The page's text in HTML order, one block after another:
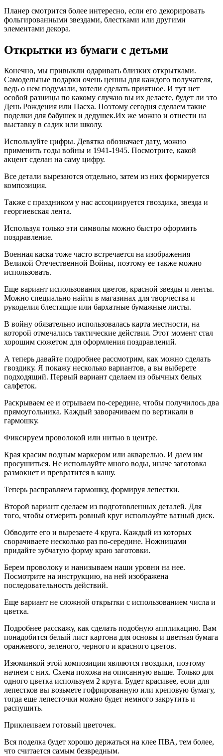
Планер смотрится более интересно, если его декорировать
фольгированными звездами, блестками или другими
элементами декора.
Открытки из бумаги с детьми
Конечно, мы привыкли одаривать близких открытками.
Самодельные подарки очень ценны для каждого получателя,
ведь о нем подумали, хотели сделать приятное. И тут нет
особой разницы по какому случаю вы их делаете, будет ли это
День Рождения или Пасха. Поэтому сегодня сделаем такие
поделки для бабушек и дедушек.Их же можно и отнести на
выставку в садик или школу.
Используйте цифры. Девятка обозначает дату, можно
применить годы войны и 1941-1945. Посмотрите, какой
акцент сделан на саму цифру.
Все детали вырезаются отдельно, затем из них формируется
композиция.
Также с праздником у нас ассоциируется гвоздика, звезда и
георгиевская лента.
Используя только эти символы можно быстро оформить
поздравление.
Военная каска тоже часто встречается на изображения
Великой Отечественной Войны, поэтому ее также можно
использовать.
Еще вариант использования цветов, красной звезды и ленты.
Можно специально найти в магазинах для творчества и
рукоделия блестящие или бархатные бумажные листы.
В войну обязательно использовалась карта местности, на
которой отмечались тактические действия. Этот момент стал
хорошим сюжетом для оформления поздравлений.
А теперь давайте подробнее рассмотрим, как можно сделать
гвоздику. Я покажу несколько вариантов, а вы выберете
подходящий. Первый вариант сделаем из обычных белых
салфеток.
Раскрываем ее и отрываем по-середине, чтобы получилось два
прямоугольника. Каждый заворачиваем по вертикали в
гармошку.
Фиксируем проволокой или нитью в центре.
Края красим водным маркером или акварелью. И даем им
просушиться. Не используйте много воды, иначе заготовка
размокнет и превратится в кашу.
Теперь расправляем гармошку, формируя лепестки.
Второй вариант сделаем из подготовленных деталей. Для
того, чтобы отмерить ровный круг используйте ватный диск.
Обводите его и вырезаете 4 круга. Каждый из которых
сворачиваете несколько раз по-середине. Ножницами
придайте зубчатую форму краю заготовки.
Берем проволоку и нанизываем наши уровни на нее.
Посмотрите на инструкцию, на ней изображена
последовательность действий.
Еще вариант не сложной открытки с использованием числа и
цветка.
Подробнее расскажу, как сделать подобную аппликацию. Вам
понадобится белый лист картона для основы и цветная бумага
оранжевого, зеленого, черного и красного цветов.
Изюминкой этой композиции являются гвоздики, поэтому
начнем с них. Схема похожа на описанную выше. Только для
одного цветка используем 2 круга. Будет красивее, если для
лепестков вы возьмете гофрированную или креповую бумагу,
тогда еще лепесточки можно будет немного закрутить и
распушить.
Приклеиваем готовый цветочек.
Вся поделка будет хорошо держаться на клее ПВА, тем более,
что считается самым безвредным.